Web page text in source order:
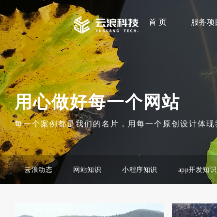
首 页 服务项
用心做好每一个网站
每一个案例都是我们的名片，用每一个原创设计体
云浪动态 网站知识 小程序知识 app开发知识